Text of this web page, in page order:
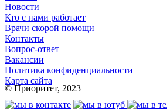
Новости
Кто с нами работает
Врачи скорой помощи
Контакты
Вопрос-ответ
Вакансии
Политика конфиденциальности
Карта сайта
© Приоритет, 2023